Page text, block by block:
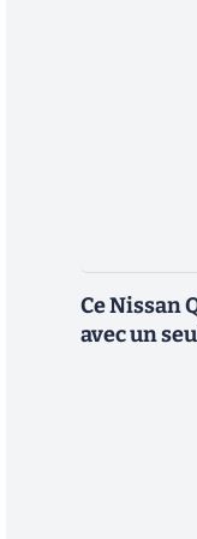
Ce Nissan
avec un